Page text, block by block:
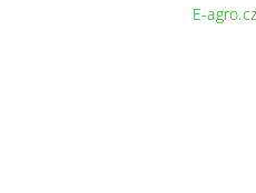
E-agro.cz